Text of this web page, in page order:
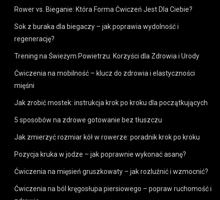
Rower vs. Bieganie: Która Forma Ćwiczeń Jest Dla Ciebie?
Sok z buraka dla biegaczy – jak poprawia wydolność i
regenerację?
Trening na Świeżym Powietrzu: Korzyści dla Zdrowia i Urody
Ćwiczenia na mobilność – klucz do zdrowia i elastyczności
mięśni
Jak zrobić mostek: instrukcja krok po kroku dla początkujących
5 sposobów na zdrowe gotowanie bez tłuszczu
Jak zmierzyć rozmiar kół w rowerze: poradnik krok po kroku
Pozycja kruka w jodze – jak poprawnie wykonać asanę?
Ćwiczenia na mięsień gruszkowaty – jak rozluźnić i wzmocnić?
Ćwiczenia na ból kręgosłupa piersiowego – popraw ruchomość i